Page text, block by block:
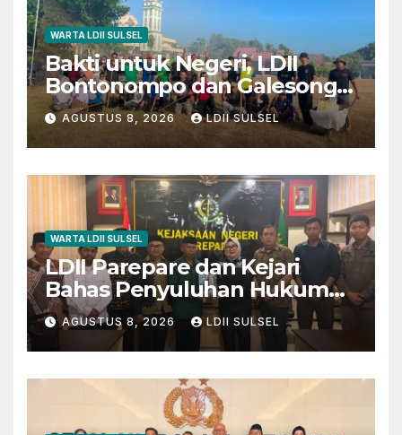
WARTA LDII SULSEL
Bakti untuk Negeri, LDII
Bontonompo dan Galesong
Kerja Bakti Bersama di
Lapangan Barembeng
AGUSTUS 8, 2026 LDII SULSEL
WARTA LDII SULSEL
LDII Parepare dan Kejari
Bahas Penyuluhan Hukum
untuk Warga dan Masyarakat
AGUSTUS 8, 2026 LDII SULSEL